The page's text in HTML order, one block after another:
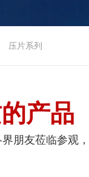
压片系列
产品
朋友莅临参观